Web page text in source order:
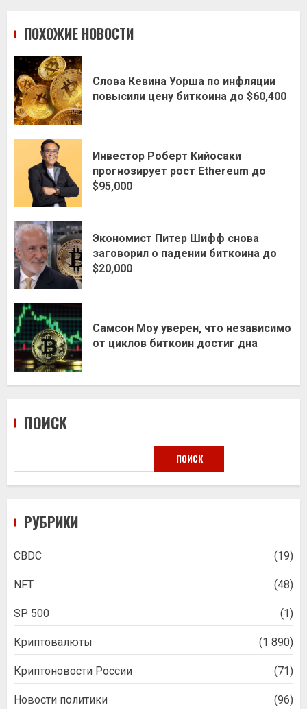
ПОХОЖИЕ НОВОСТИ
Слова Кевина Уорша по инфляции
повысили цену биткоина до $60,400
Инвестор Роберт Кийосаки
прогнозирует рост Ethereum до
$95,000
Экономист Питер Шифф снова
заговорил о падении биткоина до
$20,000
Самсон Моу уверен, что независимо
от циклов биткоин достиг дна
ПОИСК
ПОИСК
РУБРИКИ
CBDC (19)
NFT (48)
SP 500 (1)
Криптовалюты (1 890)
Криптоновости России (71)
Новости политики (96)